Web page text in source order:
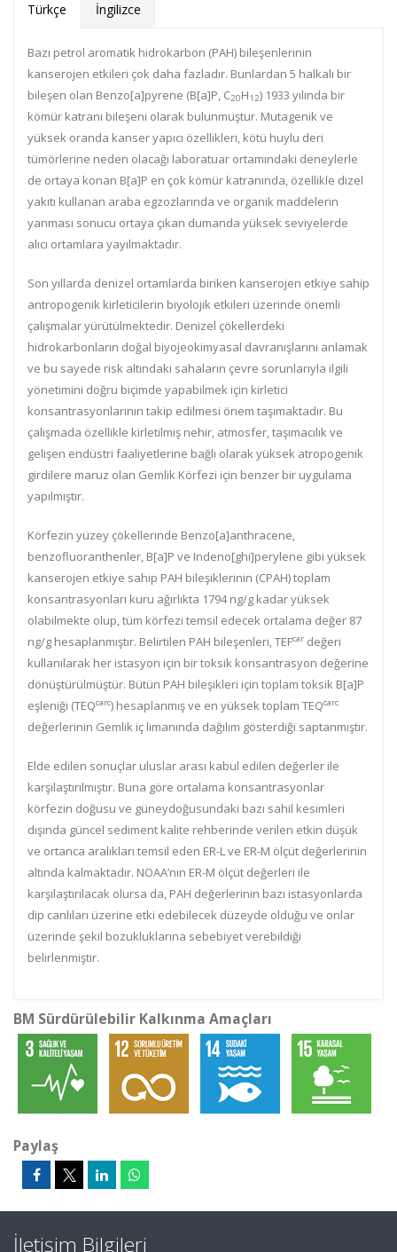
Türkçe İngilizce
Bazı petrol aromatik hidrokarbon (PAH) bileşenlerinin
kanserojen etkileri çok daha fazladır. Bunlardan 5 halkalı bir
bileşen olan Benzo[a]pyrene (B[a]P, C20H12) 1933 yılında bir
kömür katranı bileşeni olarak bulunmuştur. Mutagenik ve
yüksek oranda kanser yapıcı özellikleri, kötü huylu deri
tümörlerine neden olacağı laboratuar ortamındaki deneylerle
de ortaya konan B[a]P en çok kömür katranında, özellikle dizel
yakıtı kullanan araba egzozlarında ve organik maddelerin
yanması sonucu ortaya çıkan dumanda yüksek seviyelerde
alıcı ortamlara yayılmaktadır.
Son yıllarda denizel ortamlarda biriken kanserojen etkiye sahip
antropogenik kirleticilerin biyolojik etkileri üzerinde önemli
çalışmalar yürütülmektedir. Denizel çökellerdeki
hidrokarbonların doğal biyojeokimyasal davranışlarını anlamak
ve bu sayede risk altındaki sahaların çevre sorunlarıyla ilgili
yönetimini doğru biçimde yapabilmek için kirletici
konsantrasyonlarının takip edilmesi önem taşımaktadır. Bu
çalışmada özellikle kirletilmiş nehir, atmosfer, taşımacılık ve
gelişen endüstri faaliyetlerine bağlı olarak yüksek atropogenik
girdilere maruz olan Gemlik Körfezi için benzer bir uygulama
yapılmıştır.
Körfezin yüzey çökellerinde Benzo[a]anthracene,
benzofluoranthenler, B[a]P ve Indeno[ghi]perylene gibi yüksek
kanserojen etkiye sahip PAH bileşiklerinin (CPAH) toplam
konsantrasyonları kuru ağırlıkta 1794 ng/g kadar yüksek
olabilmekte olup, tüm körfezi temsil edecek ortalama değer 87
ng/g hesaplanmıştır. Belirtilen PAH bileşenleri, TEFcar değeri
kullanılarak her istasyon için bir toksik konsantrasyon değerine
dönüştürülmüştür. Bütün PAH bileşikleri için toplam toksik B[a]P
eşleniği (TEQcarc) hesaplanmış ve en yüksek toplam TEQcarc
değerlerinin Gemlik iç limanında dağılım gösterdiği saptanmıştır.
Elde edilen sonuçlar uluslar arası kabul edilen değerler ile
karşılaştırılmıştır. Buna göre ortalama konsantrasyonlar
körfezin doğusu ve güneydoğusundaki bazı sahil kesimleri
dışında güncel sediment kalite rehberinde verilen etkin düşük
ve ortanca aralıkları temsil eden ER-L ve ER-M ölçüt değerlerinin
altında kalmaktadır. NOAA’nın ER-M ölçüt değerleri ile
karşılaştırılacak olursa da, PAH değerlerinin bazı istasyonlarda
dip canlıları üzerine etki edebilecek düzeyde olduğu ve onlar
üzerinde şekil bozukluklarına sebebiyet verebildiği
belirlenmiştir.
BM Sürdürülebilir Kalkınma Amaçları
Paylaş
İletişim Bilgileri